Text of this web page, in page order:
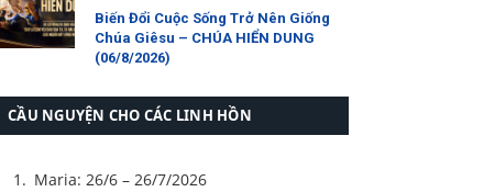
Biến Đổi Cuộc Sống Trở Nên Giống
Chúa Giêsu – CHÚA HIỂN DUNG
(06/8/2026)
CẦU NGUYỆN CHO CÁC LINH HỒN
Maria: 26/6 – 26/7/2026